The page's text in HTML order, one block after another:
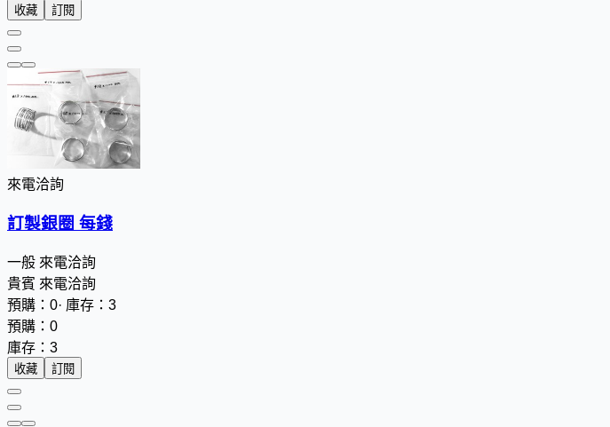
收藏 訂閱
來電洽詢
訂製銀圈 每錢
一般 來電洽詢
貴賓 來電洽詢
預購：0· 庫存：3
預購：0
庫存：3
收藏 訂閱